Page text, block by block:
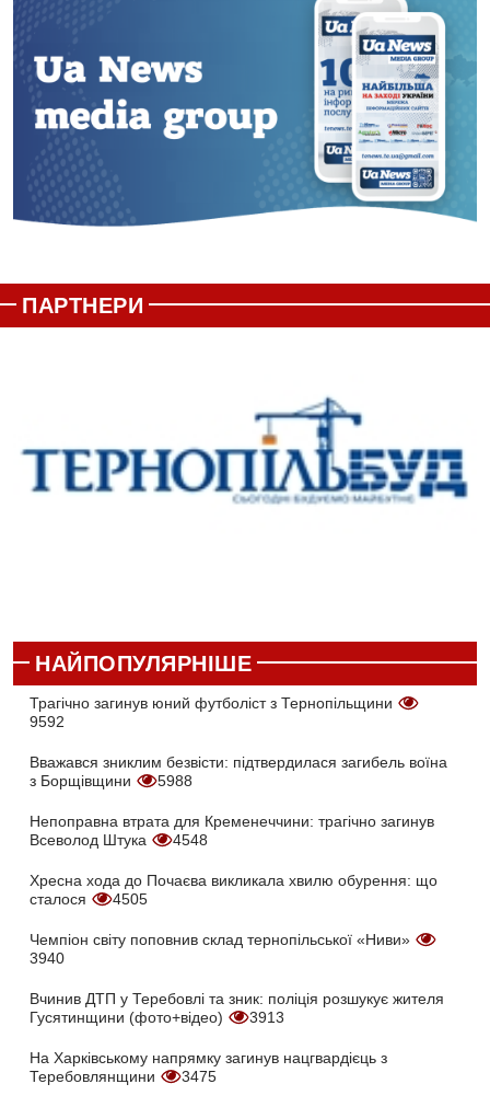
ПАРТНЕРИ
НАЙПОПУЛЯРНІШЕ
Трагічно загинув юний футболіст з Тернопільщини
9592
Вважався зниклим безвісти: підтвердилася загибель воїна
з Борщівщини
5988
Непоправна втрата для Кременеччини: трагічно загинув
Всеволод Штука
4548
Хресна хода до Почаєва викликала хвилю обурення: що
сталося
4505
Чемпіон світу поповнив склад тернопільської «Ниви»
3940
Вчинив ДТП у Теребовлі та зник: поліція розшукує жителя
Гусятинщини (фото+відео)
3913
На Харківському напрямку загинув нацгвардієць з
Теребовлянщини
3475